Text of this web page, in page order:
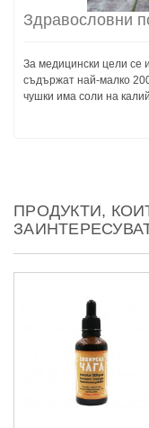
Здравословни
За медицински цели се
съдържат най-малко
чушки има соли на
ПРОДУКТИ,